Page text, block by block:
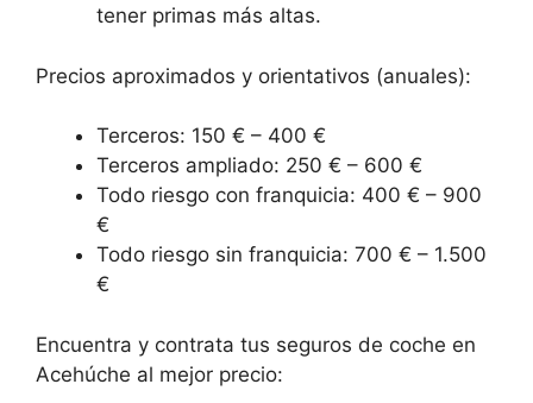
tener primas más altas.
Precios aproximados y orientativos (anuales):
Terceros: 150 € – 400 €
Terceros ampliado: 250 € – 600 €
Todo riesgo con franquicia: 400 € – 900
€
Todo riesgo sin franquicia: 700 € – 1.500
€
Encuentra y contrata tus seguros de coche en
Acehúche al mejor precio: